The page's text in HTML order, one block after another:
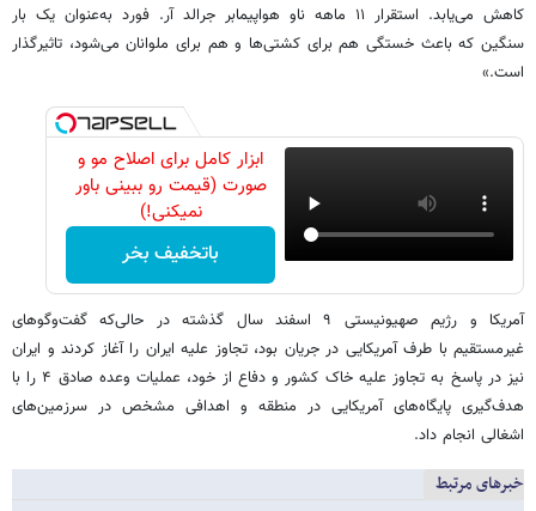
کاهش می‌یابد. استقرار ۱۱ ماهه ناو هواپیمابر جرالد آر. فورد به‌عنوان یک بار
سنگین که باعث خستگی هم برای کشتی‌ها و هم برای ملوانان می‌شود، تاثیرگذار
است.»
ابزار کامل برای اصلاح مو و
صورت (قیمت رو ببینی باور
نمیکنی!)
باتخفیف بخر
آمریکا و رژیم صهیونیستی ۹ اسفند سال گذشته در حالی‌که گفت‌وگوهای
غیرمستقیم با طرف آمریکایی در جریان بود، تجاوز علیه ایران را آغاز کردند و ایران
نیز در پاسخ به تجاوز علیه خاک کشور و دفاع از خود، عملیات وعده صادق ۴ را با
هدف‌گیری پایگاه‌های آمریکایی در منطقه و اهدافی مشخص در سرزمین‌های
اشغالی انجام داد.
خبرهای مرتبط